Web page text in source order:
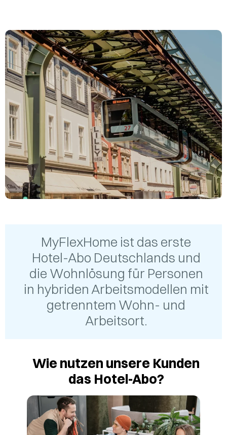
MyFlexHome ist das erste
Hotel-Abo Deutschlands und
die Wohnlösung für Personen
in hybriden Arbeitsmodellen mit
getrenntem Wohn- und
Arbeitsort.
Wie nutzen unsere Kunden
das Hotel-Abo?